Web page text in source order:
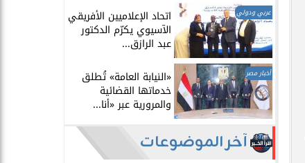
عربي ودولي اتحاد الإعلاميين الأفريقي
الآسيوي يكرّم الدكتور
عبد الرازق...
أخبار مصر ​«النيابة العامة» تُطلق
خدماتها القضائية
والمرورية عبر «أنا...
آخر الموضوعات